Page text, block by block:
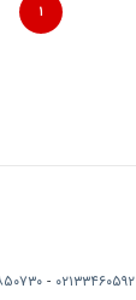
۱
۰۲۱۳۳۴۶۰۵۹۲ -